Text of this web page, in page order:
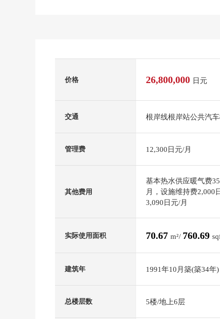
价格 26,800,000 日元
交通 根岸线根岸站公共汽
管理费 12,300日元/月
其他费用
基本热水供应暖气费
月，设施维持费2,000
3,090日元/月
实际使用面积 70.67 m²/ 760.69
建筑年 1991年10月築(築34年)
总楼层数 5楼/地上6层